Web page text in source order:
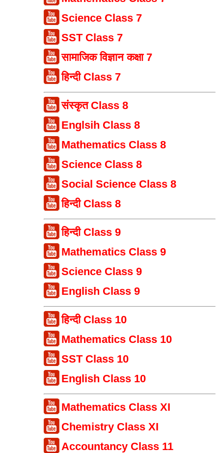
Science Class 7
SST Class 7
सामाजिक विज्ञान कक्षा 7
हिन्दी Class 7
संस्कृत Class 8
Englsih Class 8
Mathematics Class 8
Science Class 8
Social Science Class 8
हिन्दी Class 8
हिन्दी Class 9
Mathematics Class 9
Science Class 9
English Class 9
हिन्दी Class 10
Mathematics Class 10
SST Class 10
English Class 10
Mathematics Class XI
Chemistry Class XI
Accountancy Class 11